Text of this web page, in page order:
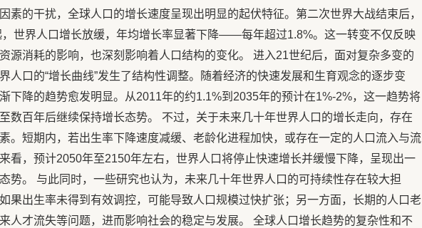
素的干扰，全球人口的增长速度呈现出明显的起伏特征。第二次世界大战结束后，
，世界人口增长放缓，年均增长率显著下降——每年超过1.8%。这一转变不仅反映
源消耗的影响，也深刻影响着人口结构的变化。 进入21世纪后，面对复杂多变的
人口的“增长曲线”发生了结构性调整。随着经济的快速发展和生育观念的逐步变
下降的趋势愈发明显。从2011年的约1.1%到2035年的预计在1%-2%，这一趋势将
数百年后继续保持增长态势。 不过，关于未来几十年世界人口的增长走向，存在
。短期内，若出生率下降速度减缓、老龄化进程加快，或存在一定的人口流入与流
看，预计2050年至2150年左右，世界人口将停止快速增长并缓慢下降，呈现出一
势。 与此同时，一些研究也认为，未来几十年世界人口的可持续性存在较大担
果出生率未得到有效调控，可能导致人口规模过快扩张；另一方面，长期的人口老
人才流失等问题，进而影响社会的稳定与发展。 全球人口增长趋势的复杂性和不